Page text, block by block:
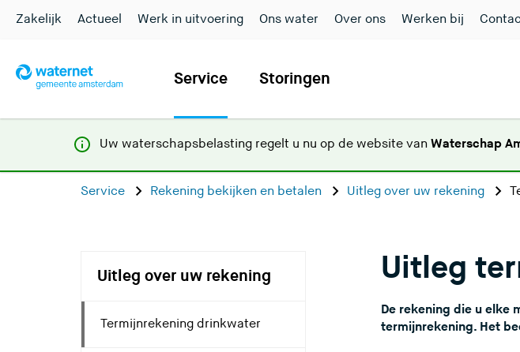
Service Storingen
Zakelijk Actueel Werk in uitvoering Ons water Over ons Werken bij
Uw waterschapsbelasting regelt u nu op de website van Waterschap
Service Rekening bekijken en betalen Uitleg over uw rekening
Uitleg over uw rekening
Termijnrekening drinkwater
Uitleg
De rekening die u elke
termijnrekening. Het